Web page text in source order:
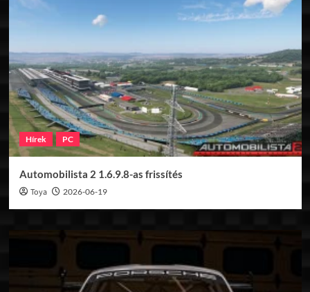
Hírek PC
Automobilista 2 1.6.9.8-as frissítés
Toya 2026-06-19